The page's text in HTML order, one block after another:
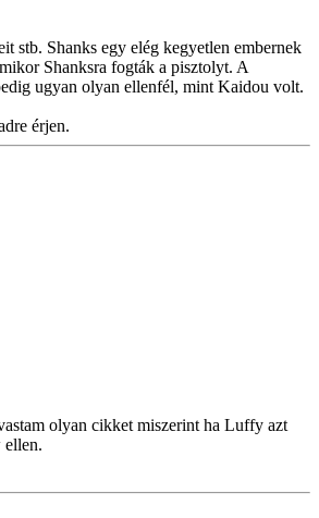
stb. Shanks egy elég kegyetlen embernek
Shanksra fogták a pisztolyt. A
ugyan olyan ellenfél, mint Kaidou volt.
érjen.
olyan cikket miszerint ha Luffy azt
ellen.